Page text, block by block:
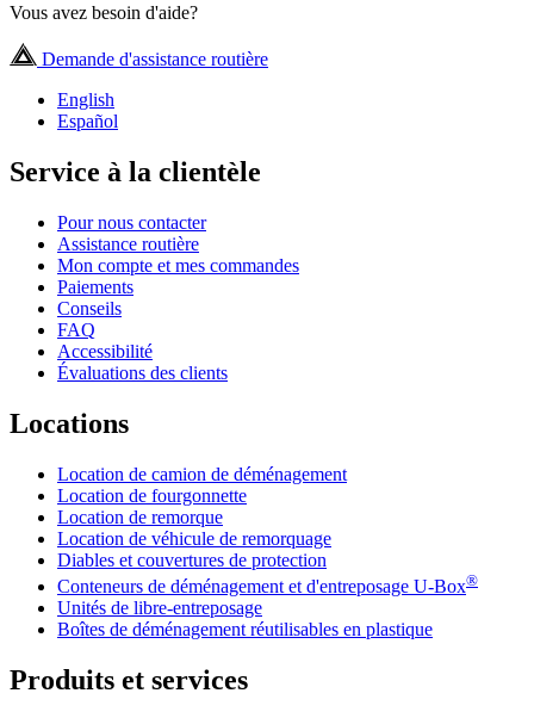
Vous avez besoin d'aide?
Demande d'assistance routière
English
Español
Service à la clientèle
Pour nous contacter
Assistance routière
Mon compte et mes commandes
Paiements
Conseils
FAQ
Accessibilité
Évaluations des clients
Locations
Location de camion de déménagement
Location de fourgonnette
Location de remorque
Location de véhicule de remorquage
Diables et couvertures de protection
Conteneurs de déménagement et d'entreposage U-Box®
Unités de libre-entreposage
Boîtes de déménagement réutilisables en plastique
Produits et services